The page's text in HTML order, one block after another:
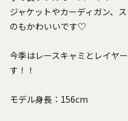
ジャケットやカーディガン、
のもかわいいです♡
今季はレースキャミとレイヤ
す！！
モデル身長：156cm